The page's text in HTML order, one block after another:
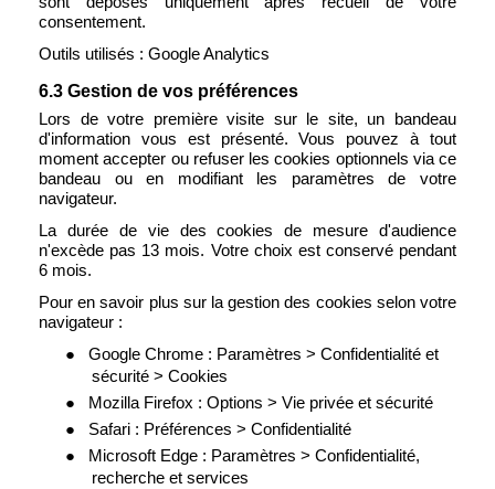
consentement.
Outils utilisés : Google Analytics
6.3 Gestion de vos préférences
Lors de votre première visite sur le site, un bandeau
d'information vous est présenté. Vous pouvez à tout
moment accepter ou refuser les cookies optionnels via ce
bandeau ou en modifiant les paramètres de votre
navigateur.
La durée de vie des cookies de mesure d'audience
n'excède pas 13 mois. Votre choix est conservé pendant
6 mois.
Pour en savoir plus sur la gestion des cookies selon votre
navigateur :
●
Google Chrome : Paramètres > Confidentialité et
sécurité > Cookies
● Mozilla Firefox : Options > Vie privée et sécurité
● Safari : Préférences > Confidentialité
●
Microsoft Edge : Paramètres > Confidentialité,
recherche et services